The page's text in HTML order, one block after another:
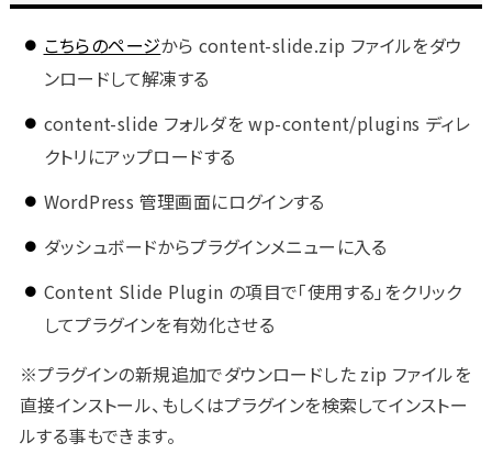
こちらのページから content-slide.zip ファイルをダウ
ンロードして解凍する
content-slide フォルダを wp-content/plugins ディレ
クトリにアップロードする
WordPress 管理画面にログインする
ダッシュボードからプラグインメニューに入る
Content Slide Plugin の項目で「使用する」をクリック
してプラグインを有効化させる
※プラグインの新規追加でダウンロードした zip ファイルを
直接インストール、もしくはプラグインを検索してインストー
ルする事もできます。